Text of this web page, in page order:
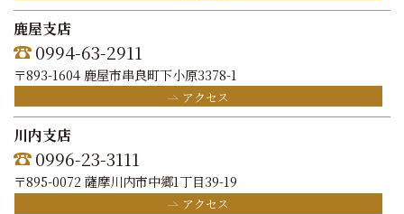
鹿屋支店
0994-63-2911
〒893-1604 鹿屋市串良町下小原3378-1
アクセス
川内支店
0996-23-3111
〒895-0072 薩摩川内市中郷1丁目39-19
アクセス